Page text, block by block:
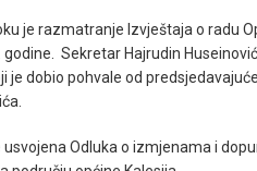
je razmatranje Izvještaja o radu
godine. Sekretar Hajrudin
je dobio pohvale od
usvojena Odluka o izmjenama i